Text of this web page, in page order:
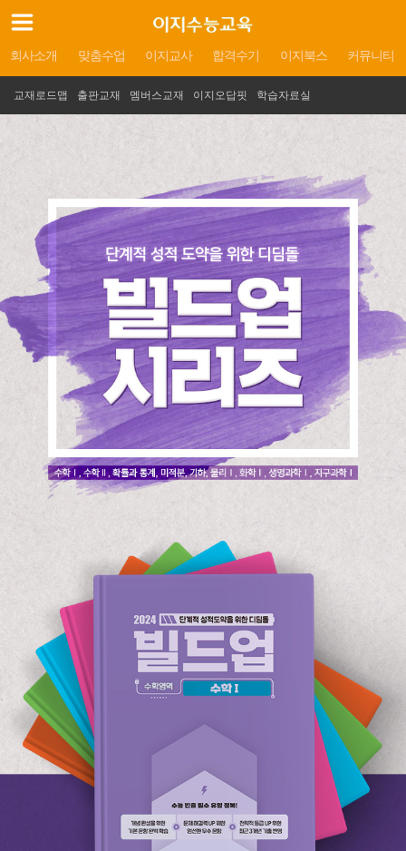
회사소개 맞춤수업 이지교사 합격수기 이지북스 커뮤니티
교재로드맵 출판교재 멤버스교재 이지오답핏 학습자료실